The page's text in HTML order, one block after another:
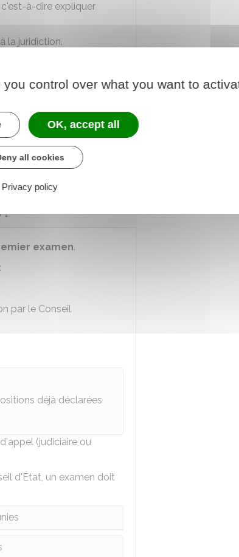
c'est-à-dire expliquer
la juridiction.
la QPC devant le
demander à
examen.
:
par le Conseil
déjà déclarées
(judiciaire ou
d'État, un examen doit
control over what you want to
OK, accept all
all cookies
Privacy policy